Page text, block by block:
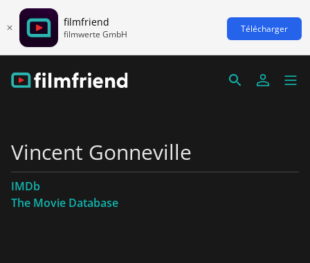
filmfriend
filmwerte GmbH Télécharger
Vincent Gonneville
IMDb
The Movie Database